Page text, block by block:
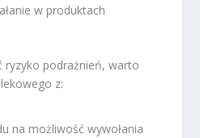
w produktach
ryzyko podrażnień, warto
z:
na możliwość wywołania